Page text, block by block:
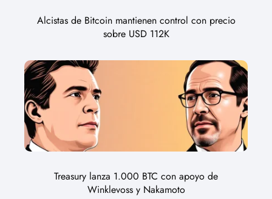
Alcistas de Bitcoin mantienen control con precio
sobre USD 112K
Treasury lanza 1.000 BTC con apoyo de
Winklevoss y Nakamoto